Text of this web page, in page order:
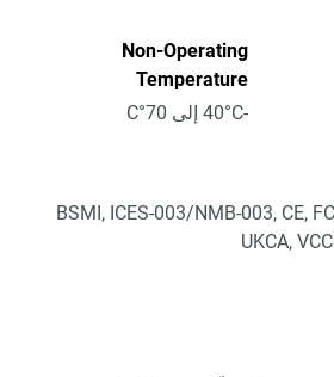
Non-Operating
Temperature
-40°C إلى 70°C
BSMI, ICES-003/NMB-003, CE,
UKCA,